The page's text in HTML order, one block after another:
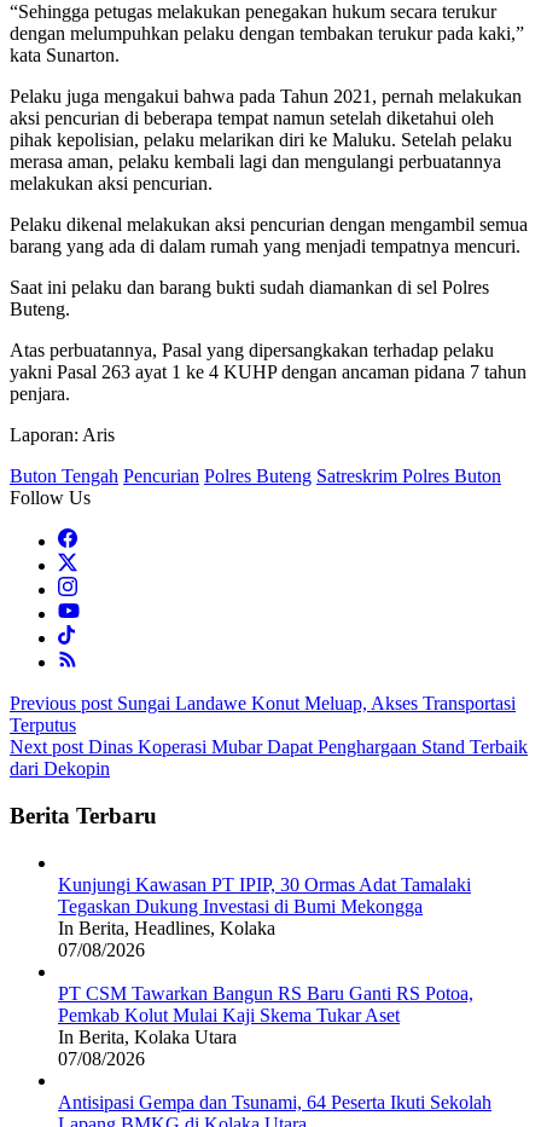
“Sehingga petugas melakukan penegakan hukum secara terukur
dengan melumpuhkan pelaku dengan tembakan terukur pada kaki,”
kata Sunarton.
Pelaku juga mengakui bahwa pada Tahun 2021, pernah melakukan
aksi pencurian di beberapa tempat namun setelah diketahui oleh
pihak kepolisian, pelaku melarikan diri ke Maluku. Setelah pelaku
merasa aman, pelaku kembali lagi dan mengulangi perbuatannya
melakukan aksi pencurian.
Pelaku dikenal melakukan aksi pencurian dengan mengambil semua
barang yang ada di dalam rumah yang menjadi tempatnya mencuri.
Saat ini pelaku dan barang bukti sudah diamankan di sel Polres
Buteng.
Atas perbuatannya, Pasal yang dipersangkakan terhadap pelaku
yakni Pasal 263 ayat 1 ke 4 KUHP dengan ancaman pidana 7 tahun
penjara.
Laporan: Aris
Buton Tengah Pencurian Polres Buteng Satreskrim Polres Buton
Follow Us
Post
navigation
Previous post Sungai Landawe Konut Meluap, Akses Transportasi
Terputus
Next post Dinas Koperasi Mubar Dapat Penghargaan Stand Terbaik
dari Dekopin
Berita Terbaru
Kunjungi Kawasan PT IPIP, 30 Ormas Adat Tamalaki
Tegaskan Dukung Investasi di Bumi Mekongga
In Berita, Headlines, Kolaka
07/08/2026
PT CSM Tawarkan Bangun RS Baru Ganti RS Potoa,
Pemkab Kolut Mulai Kaji Skema Tukar Aset
In Berita, Kolaka Utara
07/08/2026
Antisipasi Gempa dan Tsunami, 64 Peserta Ikuti Sekolah